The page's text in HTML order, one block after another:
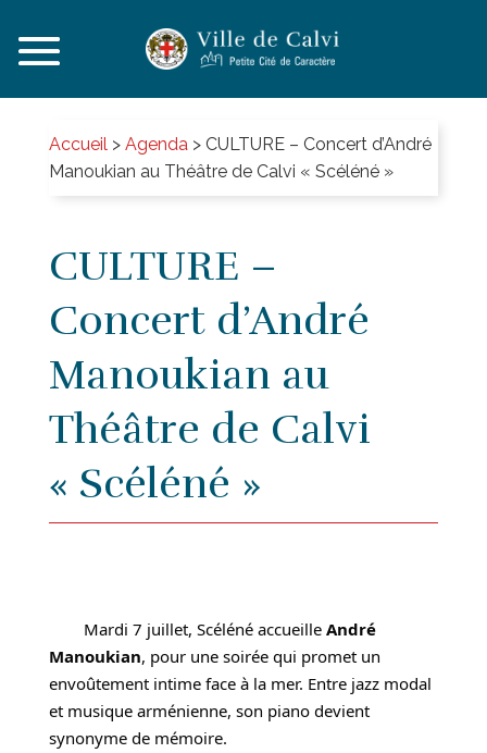
Accueil> Agenda> CULTURE – Concert d’André
Manoukian au Théâtre de Calvi « Scéléné »
CULTURE –
Concert d’André
Manoukian au
Théâtre de Calvi
« Scéléné »
Mardi 7 juillet, Scéléné accueille André
Manoukian, pour une soirée qui promet un
envoûtement intime face à la mer. Entre jazz modal
et musique arménienne, son piano devient
synonyme de mémoire.